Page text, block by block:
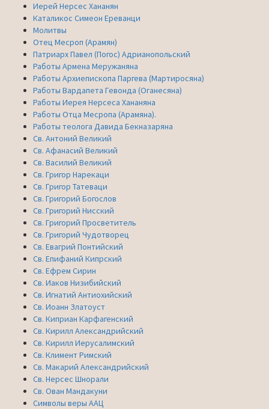
Иерей Нерсес Хананян
Каталикос Симеон Ереванци
Молитвы
Отец Месроп (Арамян)
Патриарх Павел (Погос) Адрианопольский
Работы Армена Меружаняна
Работы Архиепископа Паргева (Мартиросяна)
Работы Вардапета Гевонда (Оганесяна)
Работы Иерея Нерсеса Хананяна
Работы Отца Месропа (Арамяна).
Работы теолога Давида Бекназаряна
Св. Антоний Великий
Св. Афанасий Великий
Св. Василий Великий
Св. Григор Нарекаци
Св. Григор Татеваци
Св. Григорий Богослов
Св. Григорий Нисский
Св. Григорий Просветитель
Св. Григорий Чудотворец
Св. Евагрий Понтийский
Св. Епифаний Кипрский
Св. Ефрем Сирин
Св. Иаков Низибийский
Св. Игнатий Антиохийский
Св. Иоанн Златоуст
Св. Киприан Карфагенский
Св. Кирилл Александрийский
Св. Кирилл Иерусалимский
Св. Климент Римский
Св. Макарий Александрийский
Св. Нерсес Шнорали
Св. Ован Мандакуни
Символы веры ААЦ